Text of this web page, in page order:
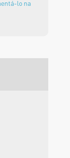
lo na